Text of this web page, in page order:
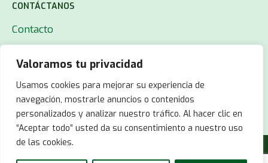
Valoramos tu privacidad
Usamos cookies para mejorar su experiencia de
navegación, mostrarle anuncios o contenidos
personalizados y analizar nuestro tráfico. Al hacer clic en
“Aceptar todo” usted da su consentimiento a nuestro uso
de las cookies.
CONTÁCTANOS
Contacto